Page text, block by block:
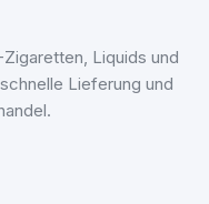
Liquids und
Lieferung und